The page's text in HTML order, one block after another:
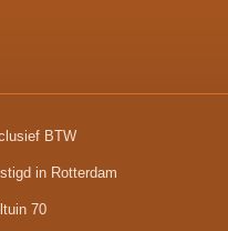
BTW
in Rotterdam
70